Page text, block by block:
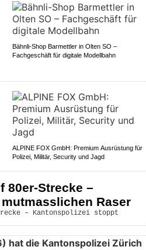
Bähnli-Shop Barmettler in Olten SO –
Fachgeschäft für digitale Modellbahn
ALPINE FOX GmbH: Premium Ausrüstung für
Polizei, Militär, Security und Jagd
80er-Strecke –
Raser
hat die Kantonspolizei Zürich